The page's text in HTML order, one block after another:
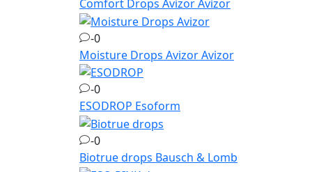
Comfort Drops AvizorAvizor
-0
Moisture Drops AvizorAvizor
-0
ESODROP Esoform
-0
Biotrue drops Bausch & Lomb